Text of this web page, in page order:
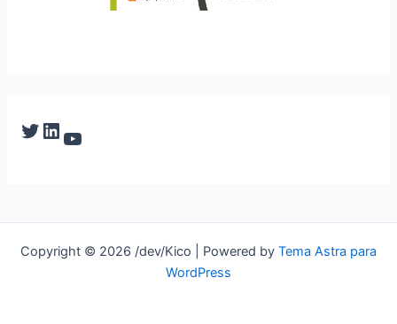
Twitter LinkedIn YouTube
Copyright © 2026 /dev/Kico | Powered by Tema Astra para
WordPress